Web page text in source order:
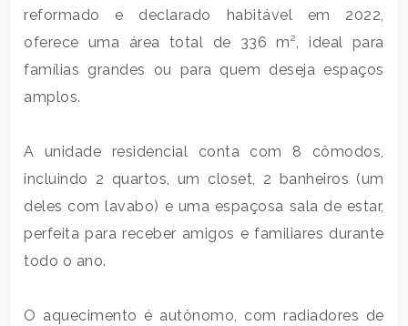
reformado e declarado habitável em 2022,
oferece uma área total de 336 m², ideal para
famílias grandes ou para quem deseja espaços
amplos.
A unidade residencial conta com 8 cômodos,
incluindo 2 quartos, um closet, 2 banheiros (um
deles com lavabo) e uma espaçosa sala de estar,
perfeita para receber amigos e familiares durante
todo o ano.
O aquecimento é autônomo, com radiadores de
total
de
quadrados
Quartos